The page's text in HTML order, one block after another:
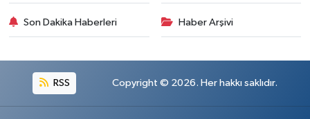
Son Dakika Haberleri Haber Arşivi
RSS Copyright © 2026. Her hakkı saklıdır.